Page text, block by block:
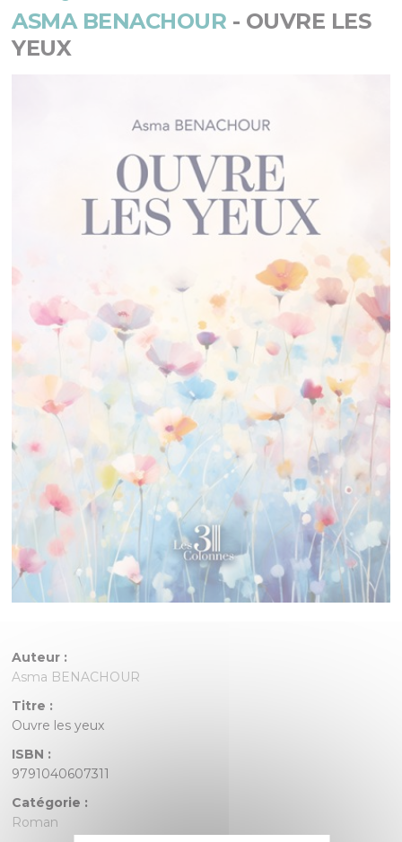
ASMA BENACHOUR - OUVRE LES
YEUX
Auteur :
Asma BENACHOUR
Titre :
Ouvre les yeux
ISBN :
9791040607311
Catégorie :
Roman